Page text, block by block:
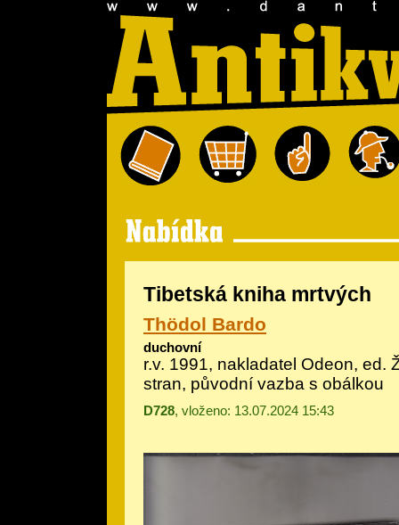
Tibetská kniha mrtvých
Thödol Bardo
duchovní
r.v. 1991, nakladatel Odeon, ed.
stran, původní vazba s obálkou
D728, vloženo: 13.07.2024 15:43